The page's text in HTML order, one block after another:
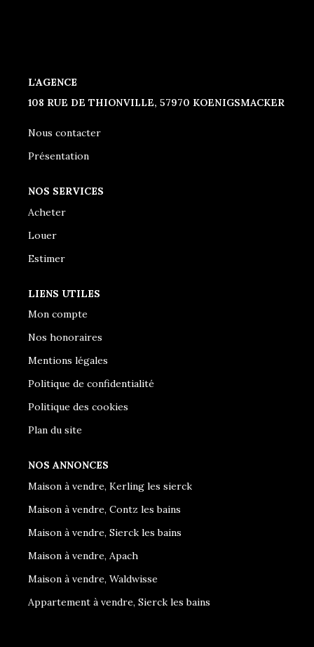
L'AGENCE
108 RUE DE THIONVILLE, 57970 KOENIGSMACKER
Nous contacter
Présentation
NOS SERVICES
Acheter
Louer
Estimer
LIENS UTILES
Mon compte
Nos honoraires
Mentions légales
Politique de confidentialité
Politique des cookies
Plan du site
NOS ANNONCES
Maison à vendre, Kerling les sierck
Maison à vendre, Contz les bains
Maison à vendre, Sierck les bains
Maison à vendre, Apach
Maison à vendre, Waldwisse
Appartement à vendre, Sierck les bains